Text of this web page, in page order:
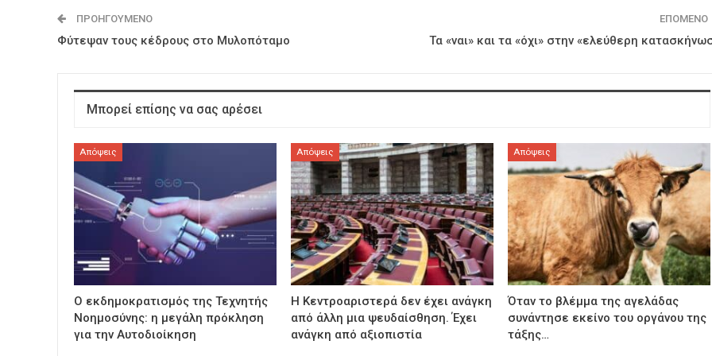
ΠΡΟΗΓΟΎΜΕΝΟ
Φύτεψαν τους κέδρους στο Μυλοπόταμο
ΕΠΌΜΕΝΟ
Τα «ναι» και τα «όχι» στην «ελεύθερη
Μπορεί επίσης να σας αρέσει
Απόψεις
Ο εκδημοκρατισμός της Τεχνητής
Νοημοσύνης: η μεγάλη πρόκληση
για την Αυτοδιοίκηση
Απόψεις
Η Κεντροαριστερά δεν έχει ανάγκη
από άλλη μια ψευδαίσθηση. Έχει
ανάγκη από αξιοπιστία
Απόψεις
Όταν το βλέμμα της αγελάδας
συνάντησε εκείνο του οργάνου της
τάξης…